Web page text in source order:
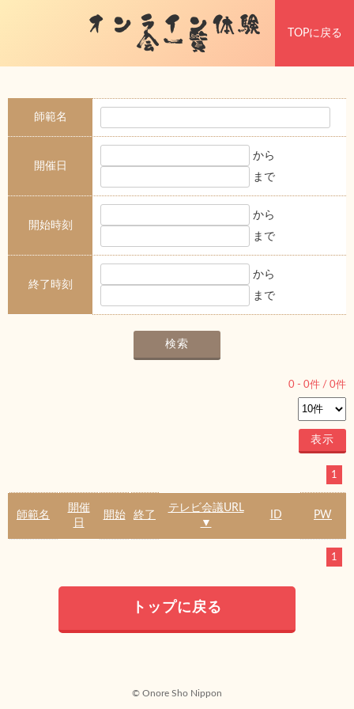
オンライン体験
会一覧 TOPに戻る
師範名
開催日
から
まで
開始時刻
から
まで
終了時刻
から
まで
0 - 0件 / 0件
1
師範名
開催
日
開始 終了
テレビ会議URL
▼
ID PW
1
トップに戻る
© Onore Sho Nippon